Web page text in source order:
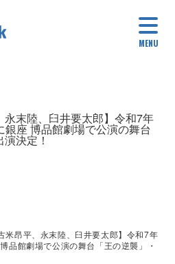
MENU
米昂平、永末陸、臼井要太郎】令和7年
品館劇場で公演の舞台「王の逆襲」・
永末陸、臼井要太郎】令和7年
座 博品館劇場で公演の舞台
演決定！